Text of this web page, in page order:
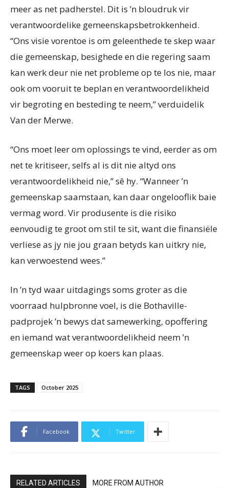
meer as net padherstel. Dit is ’n bloudruk vir
verantwoordelike gemeenskapsbetrokkenheid.
“Ons visie vorentoe is om geleenthede te skep waar
die gemeenskap, besighede en die regering saam
kan werk deur nie net probleme op te los nie, maar
ook om vooruit te beplan en verantwoordelikheid
vir begroting en besteding te neem,” verduidelik
Van der Merwe.
“Ons moet leer om oplossings te vind, eerder as om
net te kritiseer, selfs al is dit nie altyd ons
verantwoordelikheid nie,” sê hy. “Wanneer ’n
gemeenskap saamstaan, kan daar ongelooflik baie
vermag word. Vir produsente is die risiko
eenvoudig te groot om stil te sit, want die finansiële
verliese as jy nie jou graan betyds kan uitkry nie,
kan verwoestend wees.”
In ’n tyd waar uitdagings soms gro­ter as die
voorraad hulpbronne voel, is die Bothaville-
padprojek ’n bewys dat samewerking, opoffering
en iemand wat verantwoordelikheid neem ’n
gemeenskap weer op koers kan plaas.
TAGS October 2025
Facebook Twitter
RELATED ARTICLES MORE FROM AUTHOR